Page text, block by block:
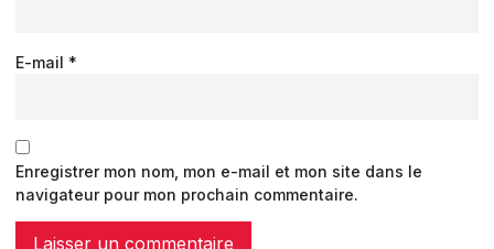
E-mail *
Enregistrer mon nom, mon e-mail et mon site dans le
navigateur pour mon prochain commentaire.